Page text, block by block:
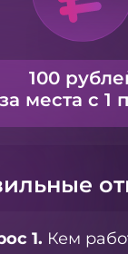
100
за места с 1
1. Кем